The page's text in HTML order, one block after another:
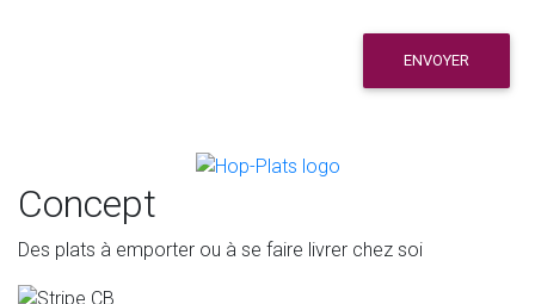
ENVOYER
Concept
Des plats à emporter ou à se faire livrer chez soi